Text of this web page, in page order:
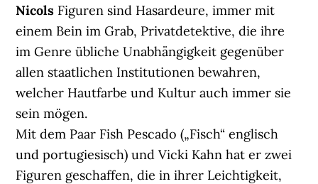
Nicols Figuren sind Hasardeure, immer mit
einem Bein im Grab, Privatdetektive, die ihre
im Genre übliche Unabhängigkeit gegenüber
allen staatlichen Institutionen bewahren,
welcher Hautfarbe und Kultur auch immer sie
sein mögen.
Mit dem Paar Fish Pescado („Fisch“ englisch
und portugiesisch) und Vicki Kahn hat er zwei
Figuren geschaffen, die in ihrer Leichtigkeit,